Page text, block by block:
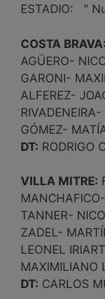
ESTADIO: "
COSTA BRAVA:
AGÜERO-
GARONI-
ALFEREZ-
GÓMEZ-
DT: RODRIGO
VILLA MITRE:
TANNER-
ZADEL-
LEONEL
MAXIMILIANO
DT: CARLOS